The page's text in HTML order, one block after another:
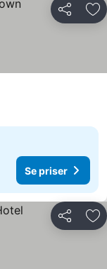
Dela
Se priser
Dela